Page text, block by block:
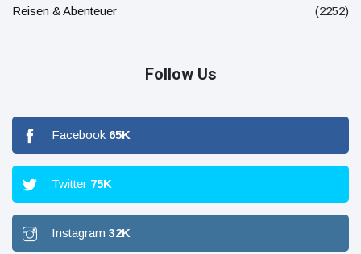
Reisen & Abenteuer (2252)
Follow Us
Facebook 65K
Twitter 75K
Instagram 32K